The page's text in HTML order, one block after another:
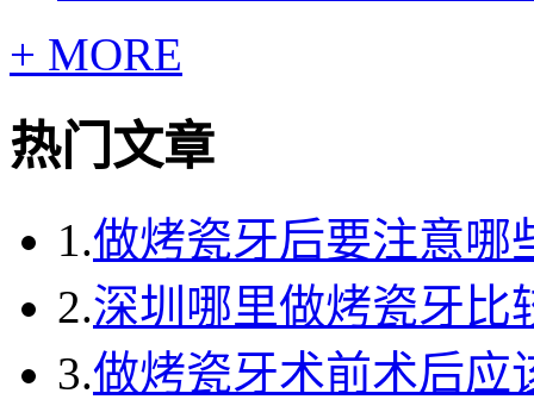
+ MORE
热门文章
1.做烤瓷牙后要注意哪
2.深圳哪里做烤瓷牙比
3.做烤瓷牙术前术后应